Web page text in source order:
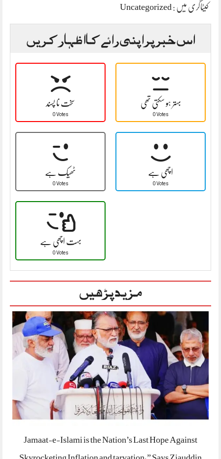
کیٹاگری میں : Uncategorized
اس خبر پر اپنی رائے کا اظہار کریں
سخت نا پسند
0 Votes
بہتر ہو سکتی تھی
0 Votes
ٹھیک ہے
0 Votes
اچھی ہے
0 Votes
بہت اچھی ہے
0 Votes
مزید پڑھیں
Jamaat-e-Islami is the Nation’s Last Hope Against